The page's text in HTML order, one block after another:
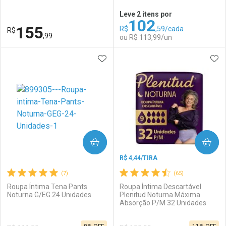
Comprar sem Desconto
Por R$ 146,90/cada
Por R$ 146,90/cada
Comprar sem Desconto
Por R$ 119,53/cada
Comprar sem Desconto
Por R$ 119,53/cada
R$155,99
Laboratório
Por Menos
Leve 2 itens por
R$102,59/cada
ou R$ 113,99/un
Laboratório
Ativar Desconto
Por Menos
(7)
Roupa Íntima Tena Pants
Noturna G/EG 24 Unidades
ADICIONAR AOS FAVORITOS
COMPRAR
(65)
R$ 4,44/TIRA
Roupa Íntima Descartável
Plenitud Noturna Máxima
Absorção P/M 32 Unidades
COMPRAR